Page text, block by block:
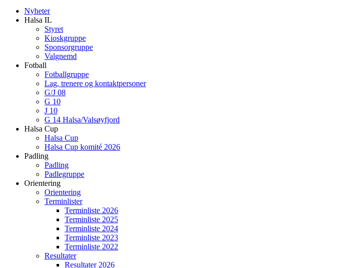
Nyheter
Halsa IL
Styret
Kioskgruppe
Sponsorgruppe
Valgnemd
Fotball
Fotballgruppe
Lag, trenere og kontaktpersoner
G/J 08
G 10
J 10
G 14 Halsa/Valsøyfjord
Halsa Cup
Halsa Cup
Halsa Cup komité 2026
Padling
Padling
Padlegruppe
Orientering
Orientering
Terminlister
Terminliste 2026
Terminliste 2025
Terminliste 2024
Terminliste 2023
Terminliste 2022
Resultater
Resultater 2026